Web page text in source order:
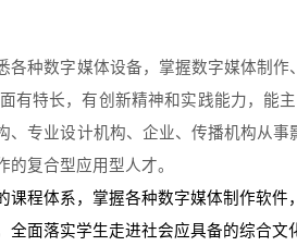
种数字媒体设备，掌握数字媒体制作
有特长，有创新精神和实践能力，能
专业设计机构、企业、传播机构从事
复合型应用型人才。
程体系，掌握各种数字媒体制作软件
面落实学生走进社会应具备的综合文